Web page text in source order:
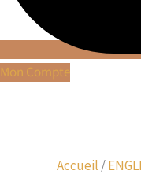
Mon Compte
Accueil /